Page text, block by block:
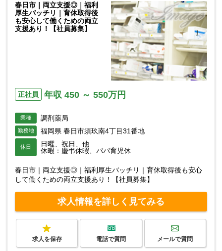
春日市｜両立支援◎｜福利
厚生バッチリ｜育休取得後
も安心して働くための両立
支援あり！【社員募集】
正社員 年収 450 ～ 550万円
業種 調剤薬局
勤務地 福岡県 春日市須玖南4丁目31番地
休日
日曜、祝日、他
休暇：慶弔休暇、パパ育児休
春日市｜両立支援◎｜福利厚生バッチリ｜育休取得後も安心
して働くための両立支援あり！【社員募集】
求人情報を詳しく見てみる
求人を保存 電話で質問 メールで質問